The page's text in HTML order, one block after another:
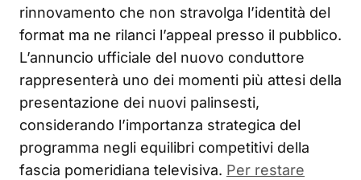
rinnovamento che non stravolga l’identità del
format ma ne rilanci l’appeal presso il pubblico.
L’annuncio ufficiale del nuovo conduttore
rappresenterà uno dei momenti più attesi della
presentazione dei nuovi palinsesti,
considerando l’importanza strategica del
programma negli equilibri competitivi della
fascia pomeridiana televisiva. Per restare